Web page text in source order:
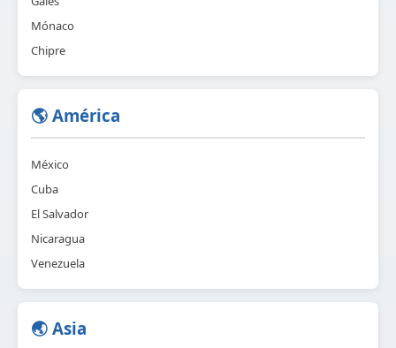
Mónaco
Chipre
🌎 América
México
Cuba
El Salvador
Nicaragua
Venezuela
🌏 Asia